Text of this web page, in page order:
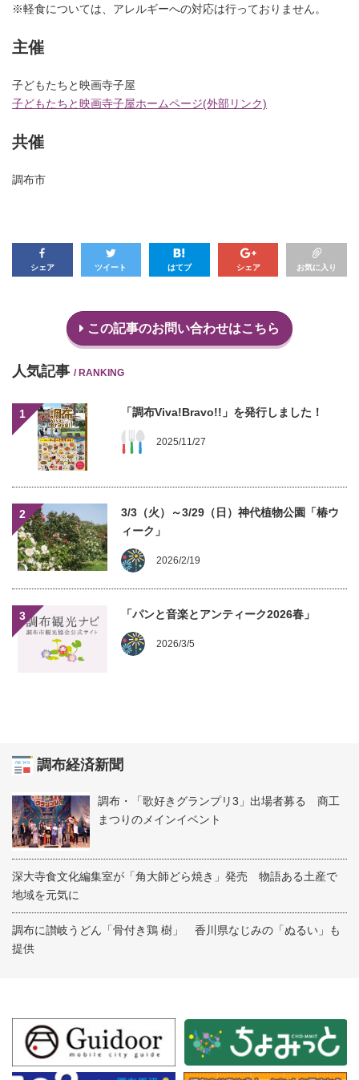
※軽食については、アレルギーへの対応は行っておりません。
主催
子どもたちと映画寺子屋
子どもたちと映画寺子屋ホームページ(外部リンク)
共催
調布市
シェア ツイート はてブ シェア お気に入り
この記事のお問い合わせはこちら
人気記事 / RANKING
1 「調布Viva!Bravo!!」を発行しました！
2025/11/27
2
3/3（火）～3/29（日）神代植物公園「椿ウ
ィーク」
2026/2/19
3 「パンと音楽とアンティーク2026春」
2026/3/5
調布経済新聞
調布・「歌好きグランプリ3」出場者募る 商工
まつりのメインイベント
深大寺食文化編集室が「角大師どら焼き」発売 物語ある土産で
地域を元気に
調布に讃岐うどん「骨付き鶏 樹」 香川県なじみの「ぬるい」も
提供